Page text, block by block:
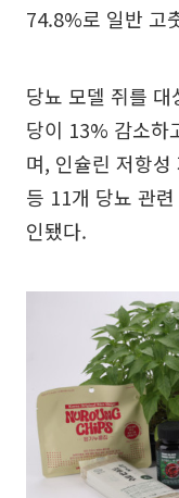
74.8%로 일반 고
당뇨 모델 쥐를
당이 13% 감소하
며, 인슐린 저항
등 11개 당뇨 관
인됐다.